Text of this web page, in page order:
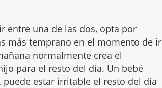
entre una de las dos, opta por
más temprano en el momento de ir
normalmente crea el
para el resto del día. Un bebé
estar irritable el resto del día